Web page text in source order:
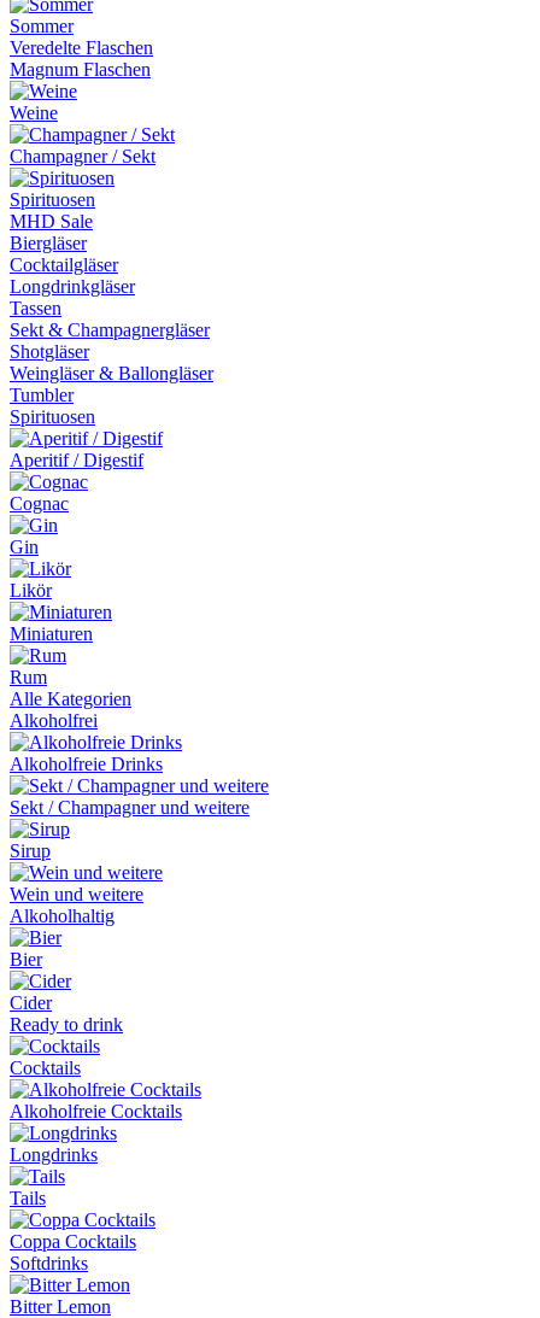
Sommer
Veredelte Flaschen
Magnum Flaschen
Weine
Champagner / Sekt
Spirituosen
MHD Sale
Biergläser
Cocktailgläser
Longdrinkgläser
Tassen
Sekt & Champagnergläser
Shotgläser
Weingläser & Ballongläser
Tumbler
Spirituosen
Aperitif / Digestif
Cognac
Gin
Likör
Miniaturen
Rum
Alle Kategorien
Alkoholfrei
Alkoholfreie Drinks
Sekt / Champagner und weitere
Sirup
Wein und weitere
Alkoholhaltig
Bier
Cider
Ready to drink
Cocktails
Alkoholfreie Cocktails
Longdrinks
Tails
Coppa Cocktails
Softdrinks
Bitter Lemon